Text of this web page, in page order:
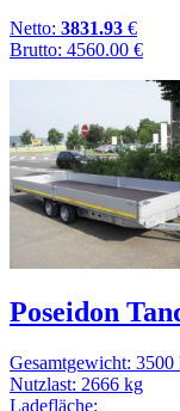
Netto: 3831.93 €
Brutto: 4560.00 €
Poseidon
Gesamtgewicht: 3500
Nutzlast: 2666 kg
Ladefläche: